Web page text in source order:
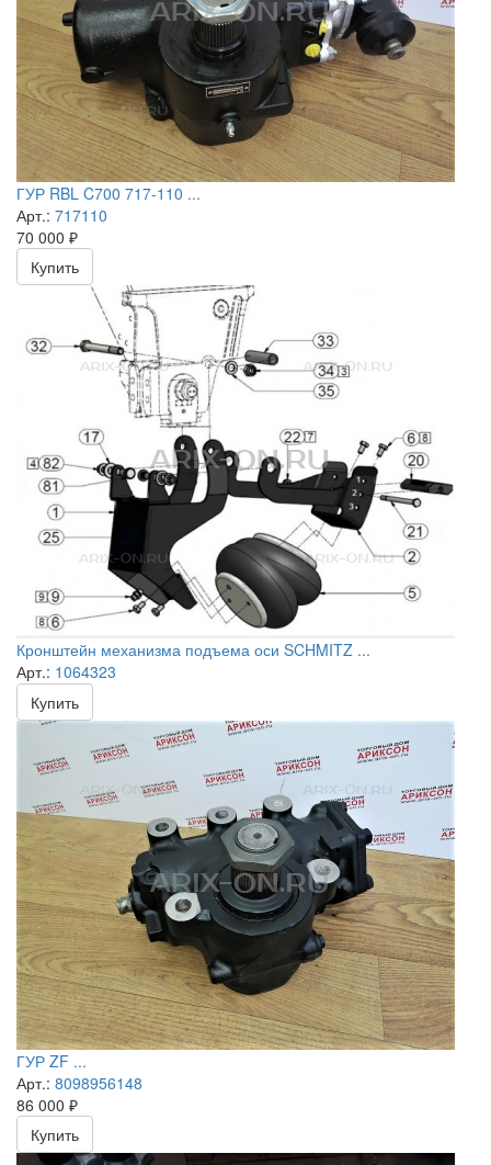
ГУР RBL C700 717-110 ...
Арт.: 717110
70 000 ₽
Купить
Кронштейн механизма подъема оси SCHMITZ ...
Арт.: 1064323
Купить
ГУР ZF ...
Арт.: 8098956148
86 000 ₽
Купить